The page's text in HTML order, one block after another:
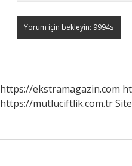
https://ekstramagazin.com
https://mutluciftlik.com.tr